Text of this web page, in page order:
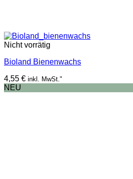
Nicht vorrätig
Bioland Bienenwachs
4,55 € inkl. MwSt."
NEU